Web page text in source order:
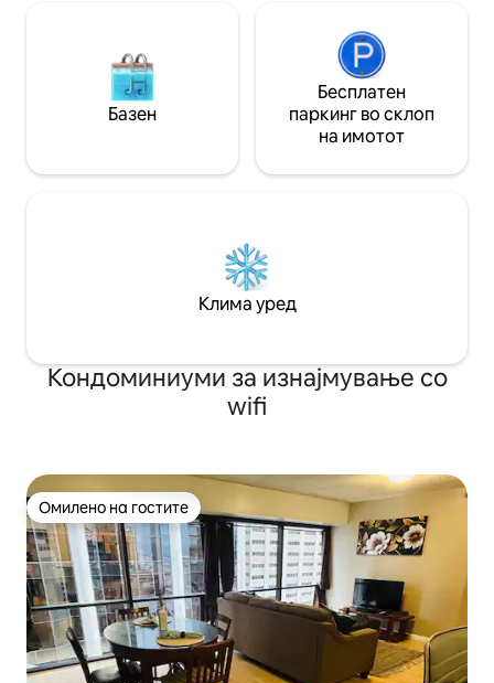
Базен
Бесплатен
паркинг во склоп
на имотот
Клима уред
Кондоминиуми за изнајмување со
wifi
Омилено на гостите
Омилено на гостите